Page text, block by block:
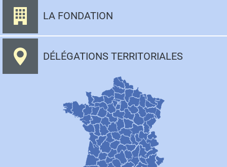
LA FONDATION
DÉLÉGATIONS TERRITORIALES